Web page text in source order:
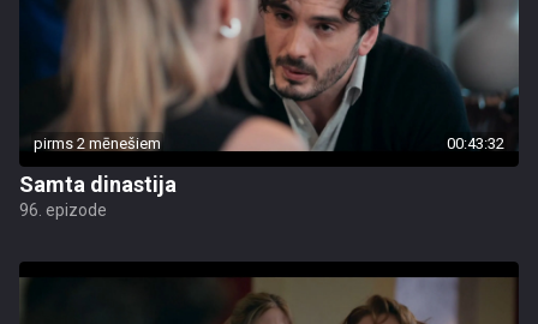
pirms 2 mēnešiem 00:43:32
Samta dinastija
96. epizode